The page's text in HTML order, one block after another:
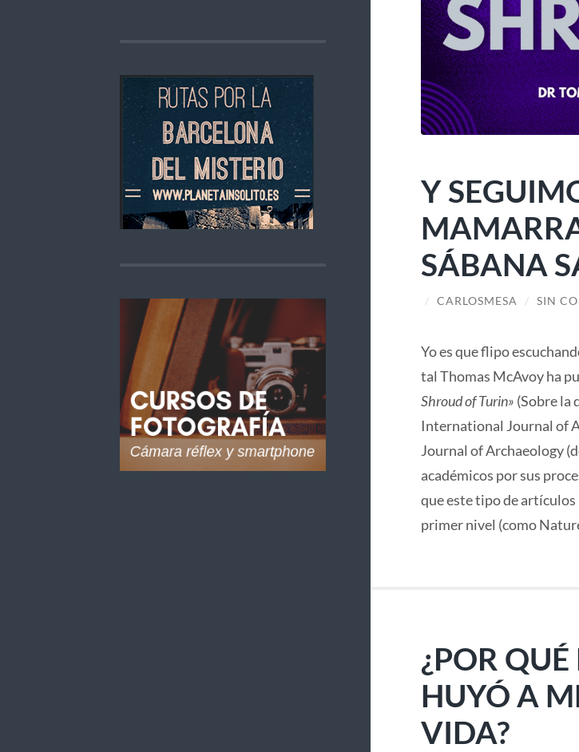
Y
SÁBANA
/ CARLOSMESA / SIN
Yo es que flipo
tal Thomas McAvoy ha
Shroud of Turin» (Sobre la
International Journal of
Journal of Archaeology
académicos por sus
que este tipo de
primer nivel (como
¿POR
HUYÓ A
VIDA?